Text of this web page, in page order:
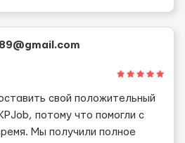
свой положительный
потому что помогли с
Мы получили полное